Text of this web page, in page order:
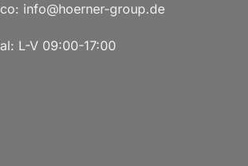
info@hoerner-group.de
L-V 09:00-17:00